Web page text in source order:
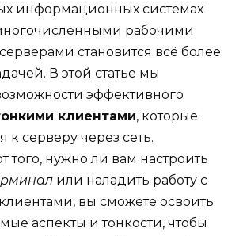
информационных системах
рабочими
становится всё более
В этой статье мы
эффективного
клиентами, которые
к серверу через сеть.
того, нужно ли вам настроить
или наладить работу с
вы сможете освоить
аспекты и тонкости, чтобы